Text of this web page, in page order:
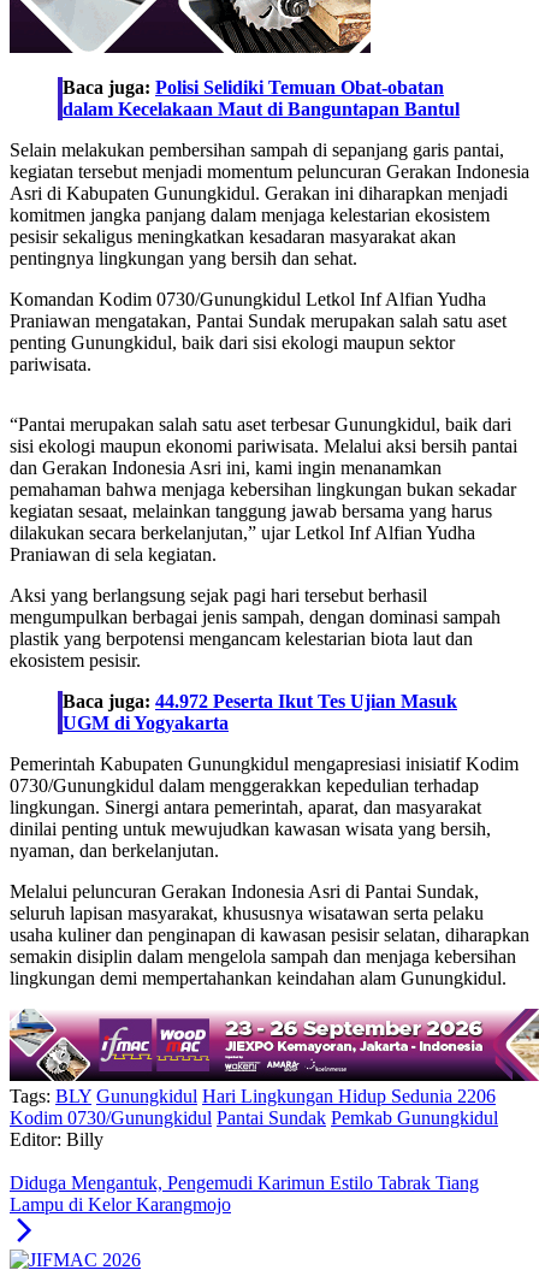
Baca juga: Polisi Selidiki Temuan Obat-obatan
dalam Kecelakaan Maut di Banguntapan Bantul
Selain melakukan pembersihan sampah di sepanjang garis pantai,
kegiatan tersebut menjadi momentum peluncuran Gerakan Indonesia
Asri di Kabupaten Gunungkidul. Gerakan ini diharapkan menjadi
komitmen jangka panjang dalam menjaga kelestarian ekosistem
pesisir sekaligus meningkatkan kesadaran masyarakat akan
pentingnya lingkungan yang bersih dan sehat.
Komandan Kodim 0730/Gunungkidul Letkol Inf Alfian Yudha
Praniawan mengatakan, Pantai Sundak merupakan salah satu aset
penting Gunungkidul, baik dari sisi ekologi maupun sektor
pariwisata.
“Pantai merupakan salah satu aset terbesar Gunungkidul, baik dari
sisi ekologi maupun ekonomi pariwisata. Melalui aksi bersih pantai
dan Gerakan Indonesia Asri ini, kami ingin menanamkan
pemahaman bahwa menjaga kebersihan lingkungan bukan sekadar
kegiatan sesaat, melainkan tanggung jawab bersama yang harus
dilakukan secara berkelanjutan,” ujar Letkol Inf Alfian Yudha
Praniawan di sela kegiatan.
Aksi yang berlangsung sejak pagi hari tersebut berhasil
mengumpulkan berbagai jenis sampah, dengan dominasi sampah
plastik yang berpotensi mengancam kelestarian biota laut dan
ekosistem pesisir.
Baca juga: 44.972 Peserta Ikut Tes Ujian Masuk
UGM di Yogyakarta
Pemerintah Kabupaten Gunungkidul mengapresiasi inisiatif Kodim
0730/Gunungkidul dalam menggerakkan kepedulian terhadap
lingkungan. Sinergi antara pemerintah, aparat, dan masyarakat
dinilai penting untuk mewujudkan kawasan wisata yang bersih,
nyaman, dan berkelanjutan.
Melalui peluncuran Gerakan Indonesia Asri di Pantai Sundak,
seluruh lapisan masyarakat, khususnya wisatawan serta pelaku
usaha kuliner dan penginapan di kawasan pesisir selatan, diharapkan
semakin disiplin dalam mengelola sampah dan menjaga kebersihan
lingkungan demi mempertahankan keindahan alam Gunungkidul.
Tags: BLY Gunungkidul Hari Lingkungan Hidup Sedunia 2206
Kodim 0730/Gunungkidul Pantai Sundak Pemkab Gunungkidul
Editor: Billy
Diduga Mengantuk, Pengemudi Karimun Estilo Tabrak Tiang
Lampu di Kelor Karangmojo